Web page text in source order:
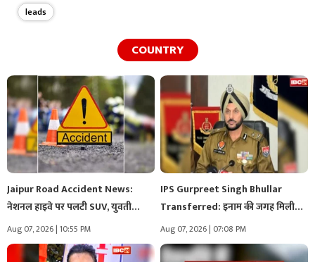
leads
COUNTRY
Jaipur Road Accident News:
नेशनल हाइवे पर पलटी SUV, युवती…
Aug 07, 2026 | 10:55 PM
IPS Gurpreet Singh Bhullar
Transferred: इनाम की जगह मिली
सजा!..…
Aug 07, 2026 | 07:08 PM